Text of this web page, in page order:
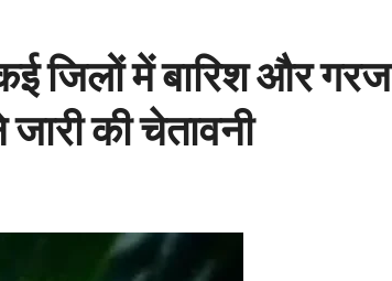
जिलों में बारिश और गरज
की चेतावनी